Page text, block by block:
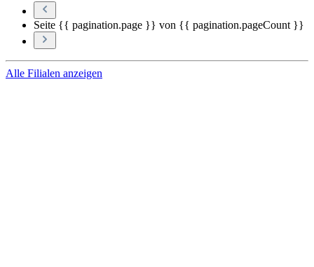
Seite {{ pagination.page }} von {{ pagination.pageCount }}
Alle Filialen anzeigen